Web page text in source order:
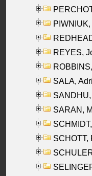
REYES,
SALA,
SARAN,
SCHOTT,